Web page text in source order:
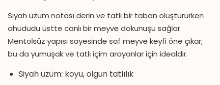
Siyah üzüm notası derin ve tatlı bir taban oluştururken
ahududu üstte canlı bir meyve dokunuşu sağlar.
Mentolsüz yapısı sayesinde saf meyve keyfi öne çıkar;
bu da yumuşak ve tatlı içim arayanlar için idealdir.
Siyah üzüm: koyu, olgun tatlılık